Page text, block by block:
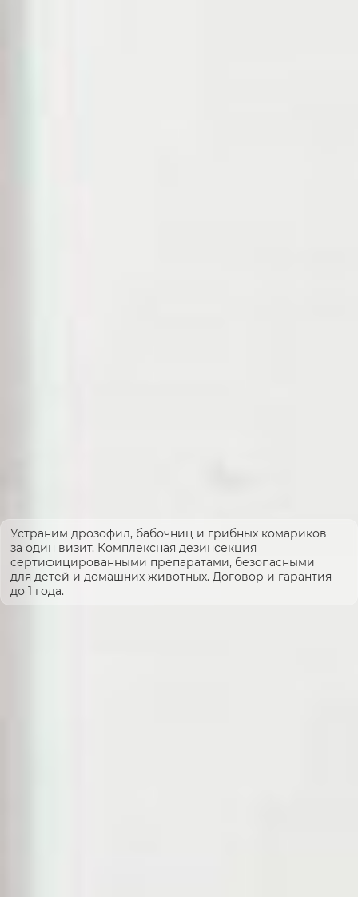
Устраним дрозофил, бабочниц и грибных комариков
за один визит. Комплексная дезинсекция
сертифицированными препаратами, безопасными
для детей и домашних животных. Договор и гарантия
до 1 года.